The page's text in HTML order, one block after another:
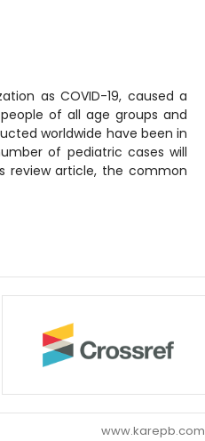
as COVID-19, caused a
of all age groups and
worldwide have been in
of pediatric cases will
review article, the common
www.karepb.com